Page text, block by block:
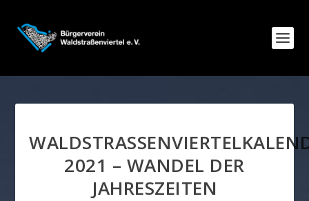
021 – WANDEL DER J
AHRESZEITEN